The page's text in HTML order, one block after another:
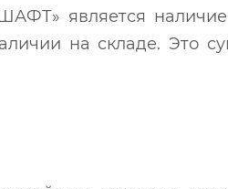
является наличие
на складе. Это